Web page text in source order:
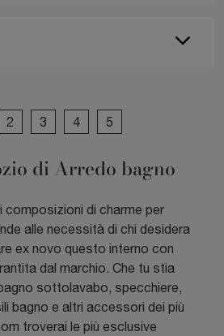
2 3 4 5
di Arredo bagno
composizioni di charme per
alle necessità di chi desidera
ex novo questo interno con
dal marchio. Che tu stia
sottolavabo, specchiere,
bagno e altri accessori dei più
troverai le più esclusive